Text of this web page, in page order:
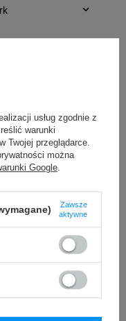
(Polska)
(Polska)
LM 500TS
usług zgodnie z
warunki
Twojej przeglądarce.
można
Google
Zawsze
aktywne